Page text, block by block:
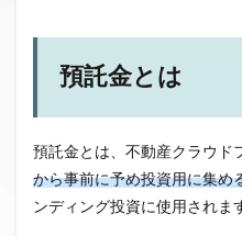
預託金とは
預託金とは、不動産クラウド
から事前に予め投資用に集め
ンディング投資に使用されま
運用実績 イベント出展